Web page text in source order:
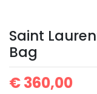
Saint
Bag
€360,00